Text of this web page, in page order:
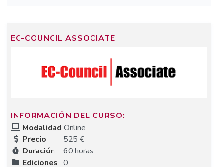
EC-COUNCIL ASSOCIATE
INFORMACIÓN DEL CURSO:
Modalidad Online
Precio
525 €
Duración
60 horas
Ediciones 0